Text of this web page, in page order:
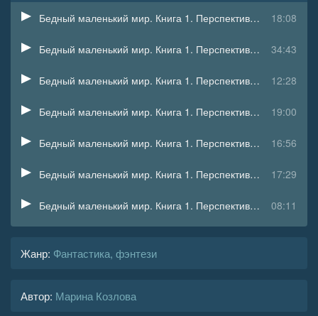
18:08
Бедный маленький мир. Книга 1. Перспектива цветущего луга - 1 - Часть 1 Алексей
34:43
Бедный маленький мир. Книга 1. Перспектива цветущего луга - 2 - Часть 1 Иванна
12:28
Бедный маленький мир. Книга 1. Перспектива цветущего луга - 3 - Часть 1 Алексей
19:00
Бедный маленький мир. Книга 1. Перспектива цветущего луга - 4 - Часть 1 Иванна
16:56
Бедный маленький мир. Книга 1. Перспектива цветущего луга - 5 - Часть 1 Алексей (рукопись)
17:29
Бедный маленький мир. Книга 1. Перспектива цветущего луга - 6 - Часть 1 Иванна
08:11
Бедный маленький мир. Книга 1. Перспектива цветущего луга - 7 - Часть 1 Алексей
Жанр: Фантастика, фэнтези
Автор: Марина Козлова